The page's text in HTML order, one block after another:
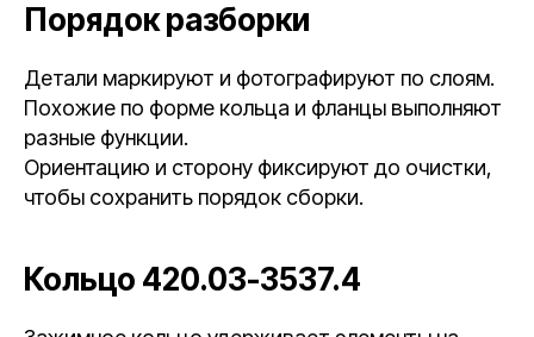
Порядок разборки
Детали маркируют и фотографируют по слоям.
Похожие по форме кольца и фланцы выполняют
разные функции.
Ориентацию и сторону фиксируют до очистки,
чтобы сохранить порядок сборки.
Кольцо 420.03-3537.4